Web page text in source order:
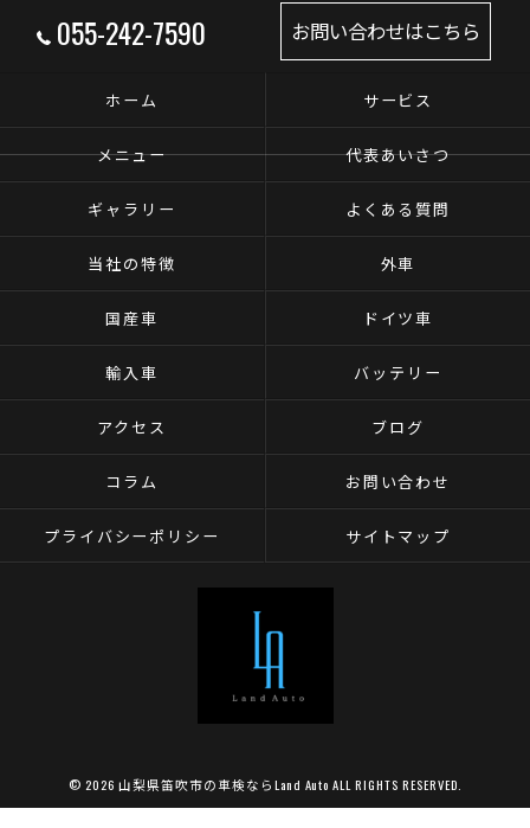
055-242-7590 お問い合わせはこちら
ホーム サービス
メニュー 代表あいさつ
ギャラリー よくある質問
当社の特徴 外車
国産車 ドイツ車
輸入車 バッテリー
アクセス ブログ
コラム お問い合わせ
プライバシーポリシー サイトマップ
© 2026 山梨県笛吹市の車検ならLand Auto ALL RIGHTS RESERVED.